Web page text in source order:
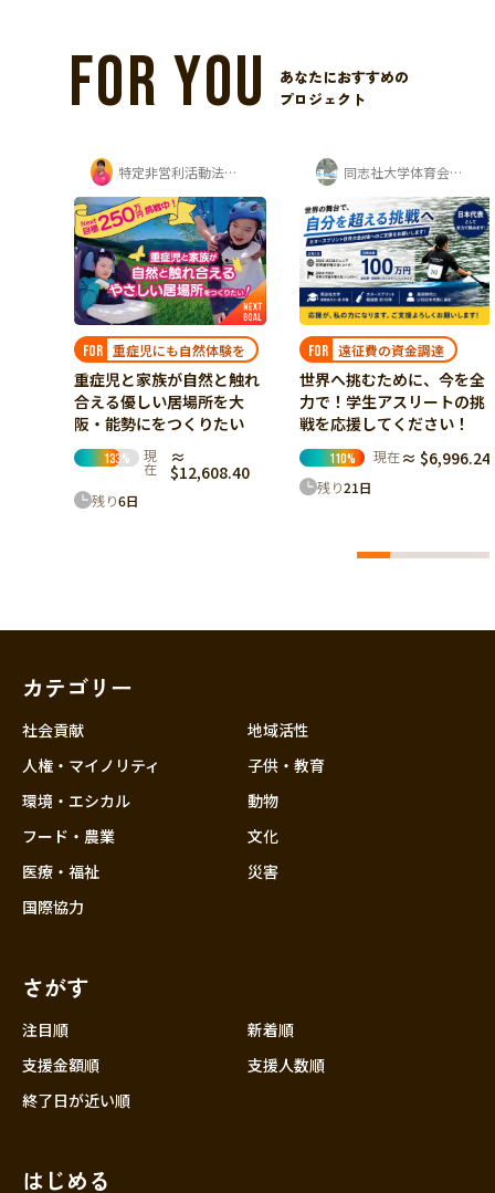
FOR YOU
あなたにおすすめの
プロジェクト
特定非営利活動法人ちゃいるどりいむ
FOR 重症児にも自然体験を
重症児と家族が自然と触れ
合える優しい居場所を大
阪・能勢にをつくりたい
133% 現
在
≈
$12,608.40
残り6日
同志社大学体育会カヌー部 寺岡夏鈴
FOR 遠征費の資金調達
世界へ挑むために、今を全
力で！学生アスリートの挑
戦を応援してください！
110% 現在 ≈ $6,996.24
残り21日
カテゴリー
社会貢献
人権・マイノリティ
環境・エシカル
フード・農業
医療・福祉
国際協力
地域活性
子供・教育
動物
文化
災害
さがす
注目順
新着順
支援金額順
支援人数順
終了日が近い順
はじめる